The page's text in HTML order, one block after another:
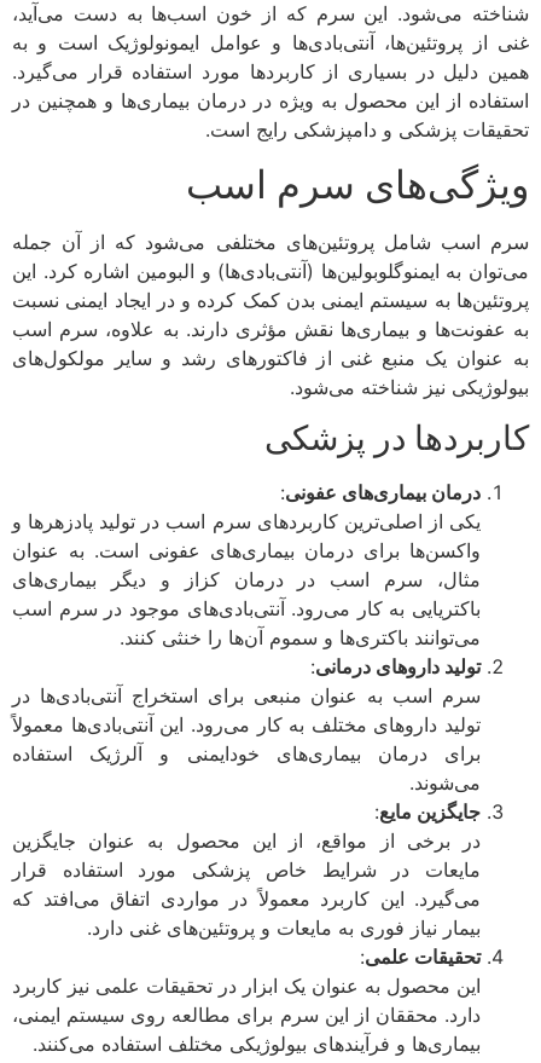
شناخته می‌شود. این سرم که از خون اسب‌ها به دست می‌آید،
غنی از پروتئین‌ها، آنتی‌بادی‌ها و عوامل ایمونولوژیک است و به
همین دلیل در بسیاری از کاربردها مورد استفاده قرار می‌گیرد.
استفاده از این محصول به ویژه در درمان بیماری‌ها و همچنین در
تحقیقات پزشکی و دامپزشکی رایج است.
ویژگی‌های سرم اسب
سرم اسب شامل پروتئین‌های مختلفی می‌شود که از آن جمله
می‌توان به ایمنوگلوبولین‌ها (آنتی‌بادی‌ها) و البومین اشاره کرد. این
پروتئین‌ها به سیستم ایمنی بدن کمک کرده و در ایجاد ایمنی نسبت
به عفونت‌ها و بیماری‌ها نقش مؤثری دارند. به علاوه، سرم اسب
به عنوان یک منبع غنی از فاکتورهای رشد و سایر مولکول‌های
بیولوژیکی نیز شناخته می‌شود.
کاربردها در پزشکی
درمان بیماری‌های عفونی:
یکی از اصلی‌ترین کاربردهای سرم اسب در تولید پادزهرها و
واکسن‌ها برای درمان بیماری‌های عفونی است. به عنوان
مثال، سرم اسب در درمان کزاز و دیگر بیماری‌های
باکتریایی به کار می‌رود. آنتی‌بادی‌های موجود در سرم اسب
می‌توانند باکتری‌ها و سموم آن‌ها را خنثی کنند.
تولید داروهای درمانی:
سرم اسب به عنوان منبعی برای استخراج آنتی‌بادی‌ها در
تولید داروهای مختلف به کار می‌رود. این آنتی‌بادی‌ها معمولاً
برای درمان بیماری‌های خودایمنی و آلرژیک استفاده
می‌شوند.
جایگزین مایع:
در برخی از مواقع، از این محصول به عنوان جایگزین
مایعات در شرایط خاص پزشکی مورد استفاده قرار
می‌گیرد. این کاربرد معمولاً در مواردی اتفاق می‌افتد که
بیمار نیاز فوری به مایعات و پروتئین‌های غنی دارد.
تحقیقات علمی:
این محصول به عنوان یک ابزار در تحقیقات علمی نیز کاربرد
دارد. محققان از این سرم برای مطالعه روی سیستم ایمنی،
بیماری‌ها و فرآیندهای بیولوژیکی مختلف استفاده می‌کنند.